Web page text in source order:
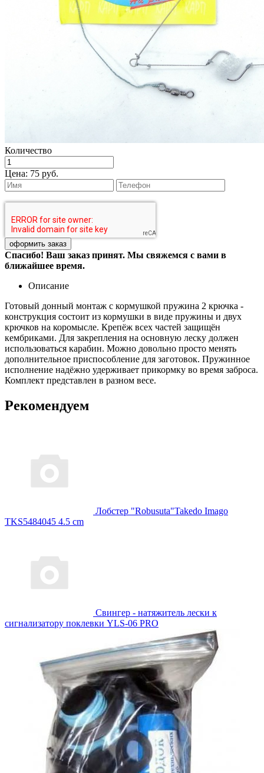
Количество
Цена: 75 руб.
Спасибо! Ваш заказ принят. Мы свяжемся с вами в
ближайшее время.
Описание
Готовый донный монтаж с кормушкой пружина 2 крючка -
конструкция состоит из кормушки в виде пружины и двух
крючков на коромысле. Крепёж всех частей защищён
кембриками. Для закрепления на основную леску должен
использоваться карабин. Можно довольно просто менять
дополнительное приспособление для заготовок. Пружинное
исполнение надёжно удерживает прикормку во время заброса.
Комплект представлен в разном весе.
Рекомендуем
Лобстер "Robusuta"Takedo Imago
TKS5484045 4.5 cm
Свингер - натяжитель лески к
сигнализатору поклевки YLS-06 PRO